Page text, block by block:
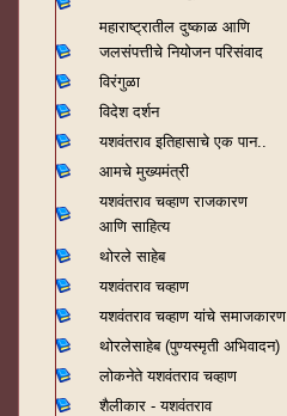
महाराष्ट्रातील दुष्काळ आणि
जलसंपत्तीचे नियोजन परिसंवाद
विरंगुळा
विदेश दर्शन
यशवंतराव इतिहासाचे एक पान..
आमचे मुख्यमंत्री
यशवंतराव चव्हाण राजकारण
आणि साहित्य
थोरले साहेब
यशवंतराव चव्हाण
यशवंतराव चव्हाण यांचे समाजकारण
थोरलेसाहेब (पुण्यस्मृती अभिवादन)
लोकनेते यशवंतराव चव्हाण
शैलीकार - यशवंतराव